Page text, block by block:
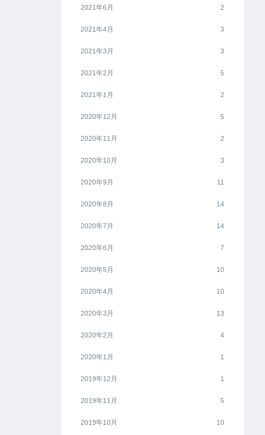
2021年6月 2
2021年4月 3
2021年3月 3
2021年2月 5
2021年1月 2
2020年12月 5
2020年11月 2
2020年10月 3
2020年9月 11
2020年8月 14
2020年7月 14
2020年6月 7
2020年5月 10
2020年4月 10
2020年3月 13
2020年2月 4
2020年1月 1
2019年12月 1
2019年11月 5
2019年10月 10